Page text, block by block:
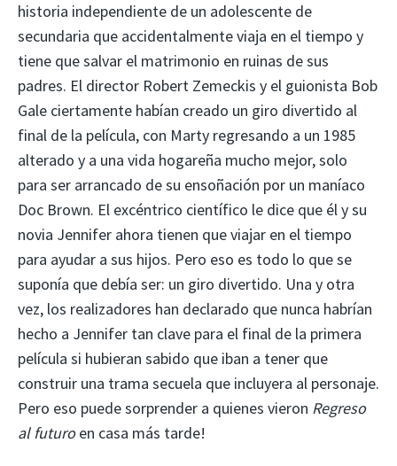
historia independiente de un adolescente de
secundaria que accidentalmente viaja en el tiempo y
tiene que salvar el matrimonio en ruinas de sus
padres. El director Robert Zemeckis y el guionista Bob
Gale ciertamente habían creado un giro divertido al
final de la película, con Marty regresando a un 1985
alterado y a una vida hogareña mucho mejor, solo
para ser arrancado de su ensoñación por un maníaco
Doc Brown. El excéntrico científico le dice que él y su
novia Jennifer ahora tienen que viajar en el tiempo
para ayudar a sus hijos. Pero eso es todo lo que se
suponía que debía ser: un giro divertido. Una y otra
vez, los realizadores han declarado que nunca habrían
hecho a Jennifer tan clave para el final de la primera
película si hubieran sabido que iban a tener que
construir una trama secuela que incluyera al personaje.
Pero eso puede sorprender a quienes vieron Regreso
al futuroen casa más tarde!